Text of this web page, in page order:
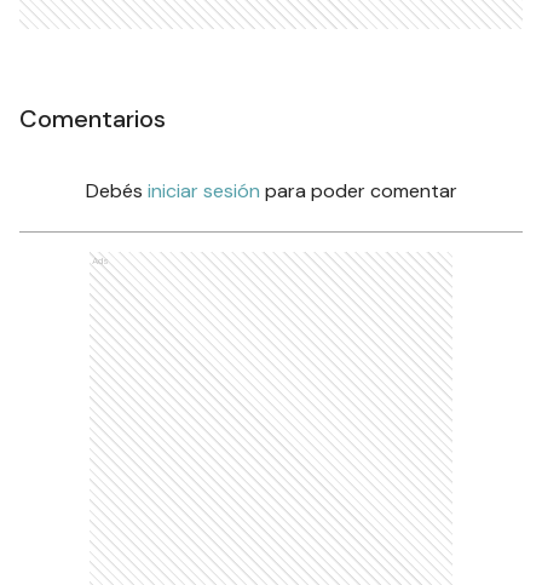
Comentarios
Debés iniciar sesión para poder comentar
Ads